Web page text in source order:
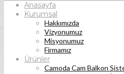
Anasayfa
Kurumsal
Hakkımızda
Vizyonumuz
Misyonumuz
Firmamız
Ürünler
Camoda Cam Balkon